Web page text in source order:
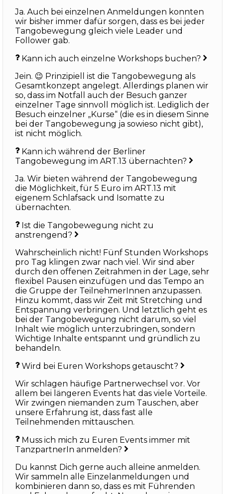
Ja. Auch bei einzelnen Anmeldungen konnten
wir bisher immer dafür sorgen, dass es bei jeder
Tangobewegung gleich viele Leader und
Follower gab.
Kann ich auch einzelne Workshops buchen?
Jein. 😉 Prinzipiell ist die Tangobewegung als
Gesamtkonzept angelegt. Allerdings planen wir
so, dass im Notfall auch der Besuch ganzer
einzelner Tage sinnvoll möglich ist. Lediglich der
Besuch einzelner „Kurse“ (die es in diesem Sinne
bei der Tangobewegung ja sowieso nicht gibt),
ist nicht möglich.
Kann ich während der Berliner
Tangobewegung im ART.13 übernachten?
Ja. Wir bieten während der Tangobewegung
die Möglichkeit, für 5 Euro im ART.13 mit
eigenem Schlafsack und Isomatte zu
übernachten.
Ist die Tangobewegung nicht zu
anstrengend?
Wahrscheinlich nicht! Fünf Stunden Workshops
pro Tag klingen zwar nach viel. Wir sind aber
durch den offenen Zeitrahmen in der Lage, sehr
flexibel Pausen einzufügen und das Tempo an
die Gruppe der TeilnehmerInnen anzupassen.
Hinzu kommt, dass wir Zeit mit Stretching und
Entspannung verbringen. Und letztlich geht es
bei der Tangobewegung nicht darum, so viel
Inhalt wie möglich unterzubringen, sondern
Wichtige Inhalte entspannt und gründlich zu
behandeln.
Wird bei Euren Workshops getauscht?
Wir schlagen häufige Partnerwechsel vor. Vor
allem bei längeren Events hat das viele Vorteile.
Wir zwingen niemanden zum Tauschen, aber
unsere Erfahrung ist, dass fast alle
Teilnehmenden mittauschen.
Muss ich mich zu Euren Events immer mit
TanzpartnerIn anmelden?
Du kannst Dich gerne auch alleine anmelden.
Wir sammeln alle Einzelanmeldungen und
kombinieren dann so, dass es mit Führenden